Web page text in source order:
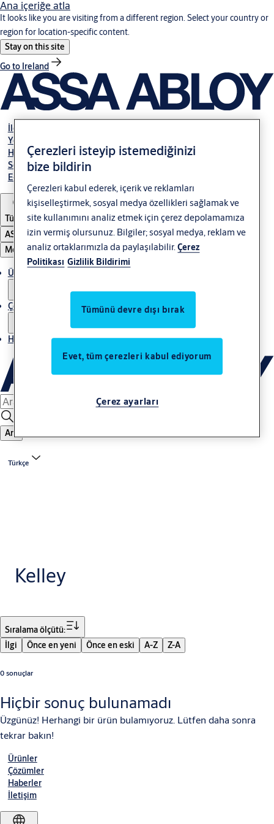
Ana içeriğe atla
It looks like you are visiting from a different region. Select your country or
region for location-specific content.
Stay on this site
Go to Ireland
İletişim
Yetkili Bayiler
Hakkımızda
Servis
E-Tahsilat
Türkiye
ASSA ABLOY Group
Menü
Ürünler
Çözümler
Haberler
Ara
Türkçe
Kelley
Sıralama ölçütü:
İlgi
Önce en yeni Önce en eski A-Z Z-A
0 sonuçlar
Hiçbir sonuç bulunamadı
Üzgünüz! Herhangi bir ürün bulamıyoruz. Lütfen daha sonra
tekrar bakın!
Ürünler
Çözümler
Haberler
İletişim
Çerezleri isteyip istemediğinizi
bize bildirin
Çerezleri kabul ederek, içerik ve reklamları
kişiselleştirmek, sosyal medya özellikleri sağlamak ve
site kullanımını analiz etmek için çerez depolamamıza
izin vermiş olursunuz. Bilgiler; sosyal medya, reklam ve
analiz ortaklarımızla da paylaşılabilir.Çerez
Politikası Gizlilik Bildirimi
Tümünü devre dışı bırak
Evet, tüm çerezleri kabul ediyorum
Çerez ayarları